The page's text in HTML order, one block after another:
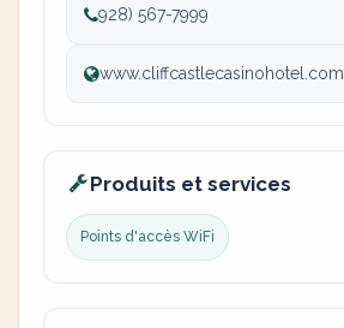
928) 567-7999
www.cliffcastlecasinohotel.com
Produits et services
Points d'accès WiFi